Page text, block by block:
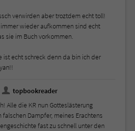
verwirden aber troztdem echt toll!
wieder aufkommen sind echt
sie im Buch vorkommen.
ist echt schreck denn da bin ich der
topbookreader
Alle die KR nun Gotteslästerung
Dampfer, meines Erachtens
fast zu schnell unter den